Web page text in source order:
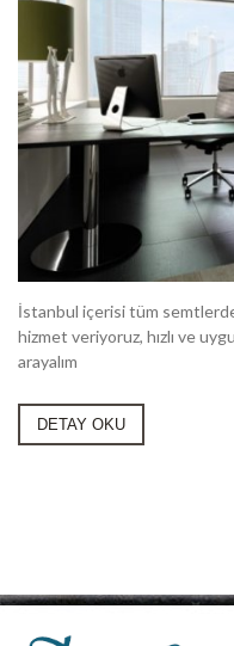
İstanbul içerisi tüm
hizmet veriyoruz, hızlı ve
arayalım
DETAY OKU